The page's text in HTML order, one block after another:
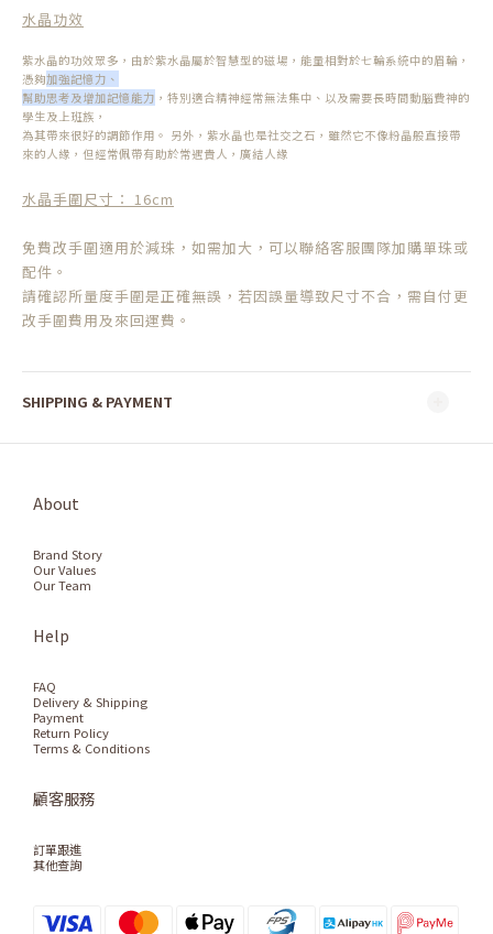
水晶功效
紫水晶的功效眾多，由於紫水晶屬於智慧型的磁場，能量相對於七輪系統中的眉輪，
憑夠加強記憶力、
幫助思考及增加記憶能力 ，特別適合精神經常無法集中、以及需要長時間動腦費神的
學生及上班族，
為其帶來很好的調節作用。 另外，紫水晶也是社交之石，雖然它不像粉晶般直接帶
來的人緣，但經常佩帶有助於常遇貴人，廣結人緣
水晶手圍尺寸： 16cm
免費改手圍適用於減珠，如需加大，可以聯絡客服團隊加購單珠或
配件。
請確認所量度手圍是正確無誤，若因誤量導致尺寸不合，需自付更
改手圍費用及來回運費。
SHIPPING & PAYMENT
About
Brand Story
Our Values
Our Team
Help
FAQ
Delivery & Shipping
Payment
Return Policy
Terms & Conditions
顧客服務
訂單跟進
其他查詢